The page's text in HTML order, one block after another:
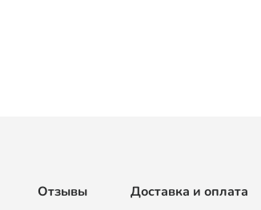
Отзывы Доставка и оплата